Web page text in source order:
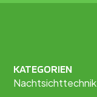
KATEGORIEN
Nachtsichttechnik